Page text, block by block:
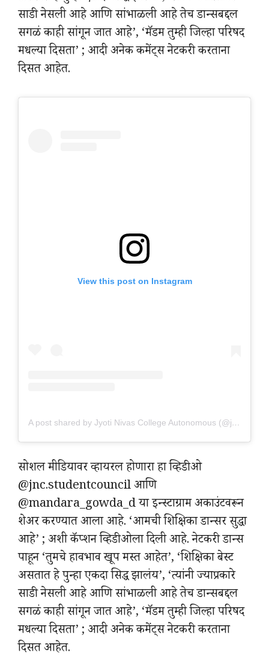
साडी नेसली आहे आणि सांभाळली आहे तेच डान्सबद्दल
सगळं काही सांगून जात आहे’, ‘मॅडम तुम्ही जिल्हा परिषद
मधल्या दिसता’ ; आदी अनेक कमेंट्स नेटकरी करताना
दिसत आहेत.
View this post on Instagram
A post shared by Jyoti Nivas College Autonomous (@jnc.studentcouncil)
सोशल मीडियावर व्हायरल होणारा हा व्हिडीओ
@jnc.studentcouncil आणि
@mandara_gowda_d या इन्स्टाग्राम अकाउंटवरून
शेअर करण्यात आला आहे. ‘आमची शिक्षिका डान्सर सुद्धा
आहे’ ; अशी कॅप्शन व्हिडीओला दिली आहे. नेटकरी डान्स
पाहून ‘तुमचे हावभाव खूप मस्त आहेत’, ‘शिक्षिका बेस्ट
असतात हे पुन्हा एकदा सिद्ध झालंय’, ‘त्यांनी ज्याप्रकारे
साडी नेसली आहे आणि सांभाळली आहे तेच डान्सबद्दल
सगळं काही सांगून जात आहे’, ‘मॅडम तुम्ही जिल्हा परिषद
मधल्या दिसता’ ; आदी अनेक कमेंट्स नेटकरी करताना
दिसत आहेत.